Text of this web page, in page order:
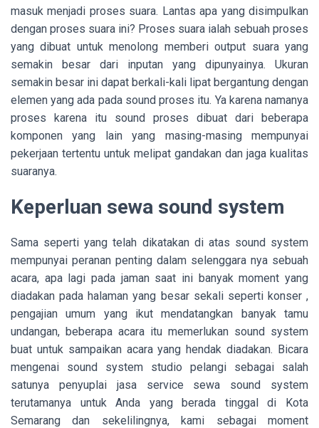
masuk menjadi proses suara. Lantas apa yang disimpulkan
dengan proses suara ini? Proses suara ialah sebuah proses
yang dibuat untuk menolong memberi output suara yang
semakin besar dari inputan yang dipunyainya. Ukuran
semakin besar ini dapat berkali-kali lipat bergantung dengan
elemen yang ada pada sound proses itu. Ya karena namanya
proses karena itu sound proses dibuat dari beberapa
komponen yang lain yang masing-masing mempunyai
pekerjaan tertentu untuk melipat gandakan dan jaga kualitas
suaranya.
Keperluan sewa sound system
Sama seperti yang telah dikatakan di atas sound system
mempunyai peranan penting dalam selenggara nya sebuah
acara, apa lagi pada jaman saat ini banyak moment yang
diadakan pada halaman yang besar sekali seperti konser ,
pengajian umum yang ikut mendatangkan banyak tamu
undangan, beberapa acara itu memerlukan sound system
buat untuk sampaikan acara yang hendak diadakan. Bicara
mengenai sound system studio pelangi sebagai salah
satunya penyuplai jasa service sewa sound system
terutamanya untuk Anda yang berada tinggal di Kota
Semarang dan sekelilingnya, kami sebagai moment